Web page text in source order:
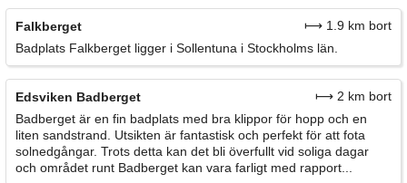
Falkberget
⟼ 1.9 km bort
Badplats Falkberget ligger i Sollentuna i Stockholms län.
Edsviken Badberget
⟼ 2 km bort
Badberget är en fin badplats med bra klippor för hopp och en
liten sandstrand. Utsikten är fantastisk och perfekt för att fota
solnedgångar. Trots detta kan det bli överfullt vid soliga dagar
och området runt Badberget kan vara farligt med rapport...